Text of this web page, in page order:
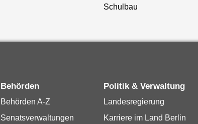
Schulbau
Behörden
Behörden A-Z
Senatsverwaltungen
Politik & Verwaltung
Landesregierung
Karriere im Land Berlin